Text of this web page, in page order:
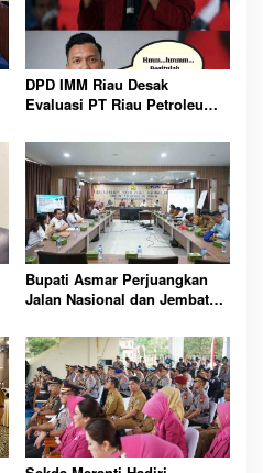
DPD IMM Riau Desak
Evaluasi PT Riau Petroleum
dan Kinerja Direksi
Bupati Asmar Perjuangkan
Jalan Nasional dan Jembatan
Meranti Lebih Luas